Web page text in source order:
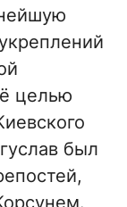
целью
был